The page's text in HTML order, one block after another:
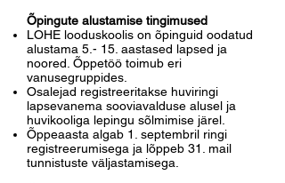
Õpingute alustamise tingimused
LOHE looduskoolis on õpinguid oodatud
alustama 5.- 15. aastased lapsed ja
noored. Õppetöö toimub eri
vanusegruppides.
Osalejad registreeritakse huviringi
lapsevanema sooviavalduse alusel ja
huvikooliga lepingu sõlmimise järel.
Õppeaasta algab 1. septembril ringi
registreerumisega ja lõppeb 31. mail
tunnistuste väljastamisega.